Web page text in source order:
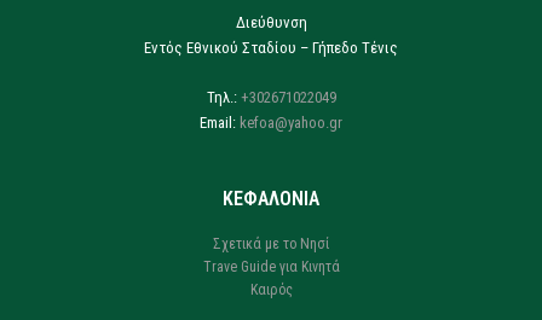
Διεύθυνση
Εντός Εθνικού Σταδίου – Γήπεδο Τένις
Τηλ.: +302671022049
Email: kefoa@yahoo.gr
ΚΕΦΑΛΟΝΙΑ
Σχετικά με το Νησί
Trave Guide για Κινητά
Καιρός